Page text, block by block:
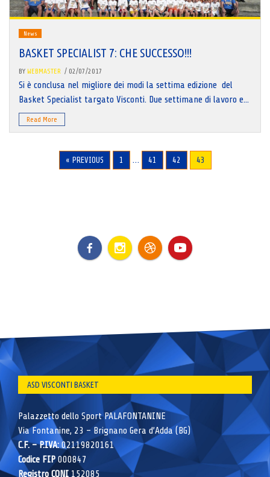
News
BASKET SPECIALIST 7: CHE SUCCESSO!!!
BY WEBMASTER / 02/07/2017
Si è conclusa nel migliore dei modi la settima edizione del
Basket Specialist targato Visconti. Due settimane di lavoro e...
Read More
« PREVIOUS 1 … 41 42 43
ASD VISCONTI BASKET
Palazzetto dello Sport PALAFONTANINE
Via Fontanine, 23 – Brignano Gera d’Adda (BG)
C.F. – P.IVA:02119820161
Codice FIP000847
Registro CONI 152085